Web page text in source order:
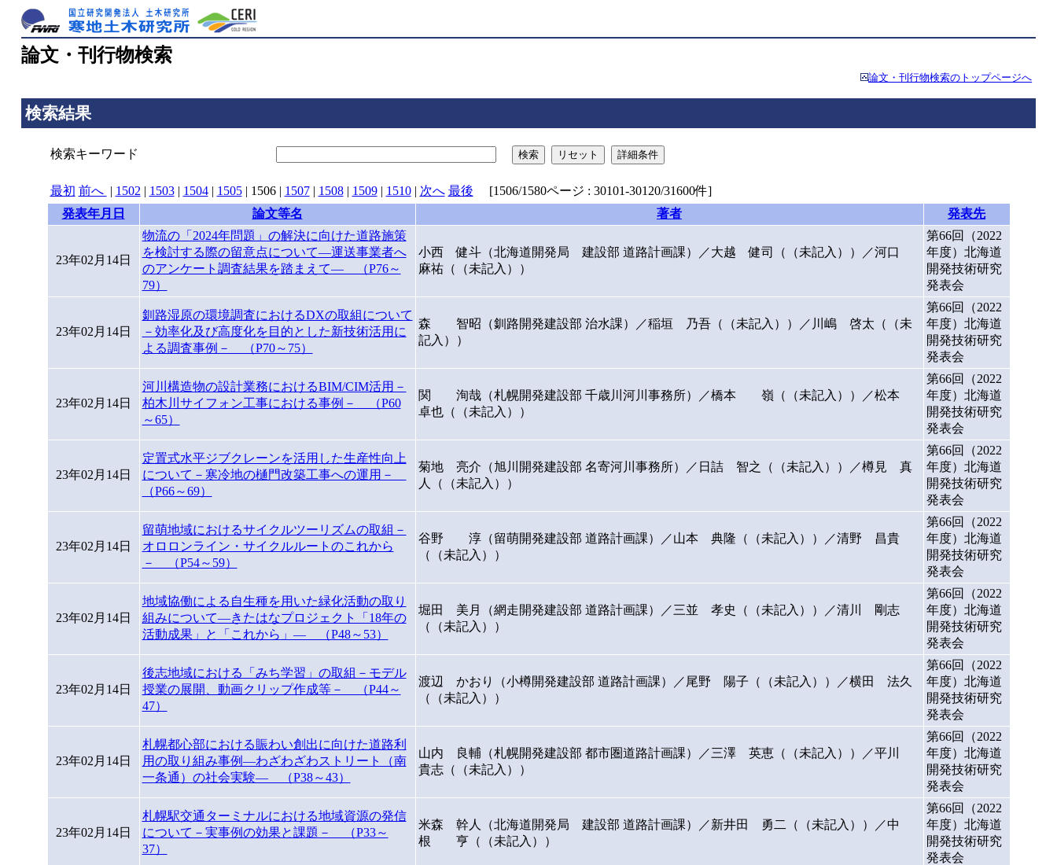
論文・刊行物検索
論文・刊行物検索のトップページへ
検索結果
検索キーワード 検索 リセット 詳細条件
最初 前へ | 1502 | 1503| 1504| 1505| 1506| 1507| 1508| 1509| 1510| 次へ 最後 [1506/1580ページ : 30101-30120/31600件]
発表年月日
論文等名 著者 発表先
23年02月14日
物流の「2024年問題」の解決に向けた道路施策
を検討する際の留意点について―運送事業者へ
のアンケート調査結果を踏まえて― （P76～
79）
小西 健斗（北海道開発局 建設部 道路計画課）／大越 健司（（未記入））／河口
麻祐（（未記入））
第66回（2022
年度）北海道
開発技術研究
発表会
23年02月14日
釧路湿原の環境調査におけるDXの取組について
－効率化及び高度化を目的とした新技術活用に
よる調査事例－ （P70～75）
森 智昭（釧路開発建設部 治水課）／稲垣 乃吾（（未記入））／川嶋 啓太（（未
記入））
第66回（2022
年度）北海道
開発技術研究
発表会
23年02月14日
河川構造物の設計業務におけるBIM/CIM活用－
柏木川サイフォン工事における事例－ （P60
～65）
関 洵哉（札幌開発建設部 千歳川河川事務所）／橋本 嶺（（未記入））／松本
卓也（（未記入））
第66回（2022
年度）北海道
開発技術研究
発表会
23年02月14日
定置式水平ジブクレーンを活用した生産性向上
について－寒冷地の樋門改築工事への運用－
（P66～69）
菊地 亮介（旭川開発建設部 名寄河川事務所）／日詰 智之（（未記入））／樽見 真
人（（未記入））
第66回（2022
年度）北海道
開発技術研究
発表会
23年02月14日
留萌地域におけるサイクルツーリズムの取組－
オロロンライン・サイクルルートのこれから
－ （P54～59）
谷野 淳（留萌開発建設部 道路計画課）／山本 典隆（（未記入））／清野 昌貴
（（未記入））
第66回（2022
年度）北海道
開発技術研究
発表会
23年02月14日
地域協働による自生種を用いた緑化活動の取り
組みについて―きたはなプロジェクト「18年の
活動成果」と「これから」― （P48～53）
堀田 美月（網走開発建設部 道路計画課）／三並 孝史（（未記入））／清川 剛志
（（未記入））
第66回（2022
年度）北海道
開発技術研究
発表会
23年02月14日
後志地域における「みち学習」の取組－モデル
授業の展開、動画クリップ作成等－ （P44～
47）
渡辺 かおり（小樽開発建設部 道路計画課）／尾野 陽子（（未記入））／横田 法久
（（未記入））
第66回（2022
年度）北海道
開発技術研究
発表会
23年02月14日
札幌都心部における賑わい創出に向けた道路利
用の取り組み事例―わざわざわストリート（南
一条通）の社会実験― （P38～43）
山内 良輔（札幌開発建設部 都市圏道路計画課）／三澤 英恵（（未記入））／平川
貴志（（未記入））
第66回（2022
年度）北海道
開発技術研究
発表会
23年02月14日
札幌駅交通ターミナルにおける地域資源の発信
について－実事例の効果と課題－ （P33～
37）
米森 幹人（北海道開発局 建設部 道路計画課）／新井田 勇二（（未記入））／中
根 亨（（未記入））
第66回（2022
年度）北海道
開発技術研究
発表会